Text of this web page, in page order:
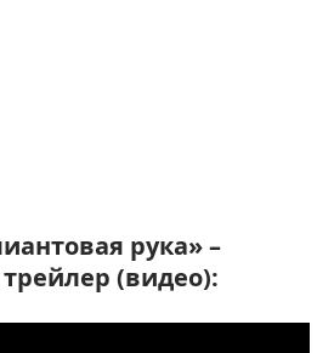
рука» –
(видео):